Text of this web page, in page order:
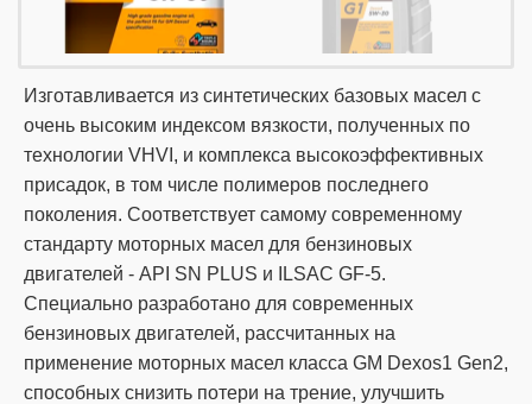
Изготавливается из синтетических базовых масел с
очень высоким индексом вязкости, полученных по
технологии VHVI, и комплекса высокоэффективных
присадок, в том числе полимеров последнего
поколения. Соответствует самому современному
стандарту моторных масел для бензиновых
двигателей - API SN PLUS и ILSAC GF-5.
Специально разработано для современных
бензиновых двигателей, рассчитанных на
применение моторных масел класса GM Dexos1 Gen2,
способных снизить потери на трение, улучшить